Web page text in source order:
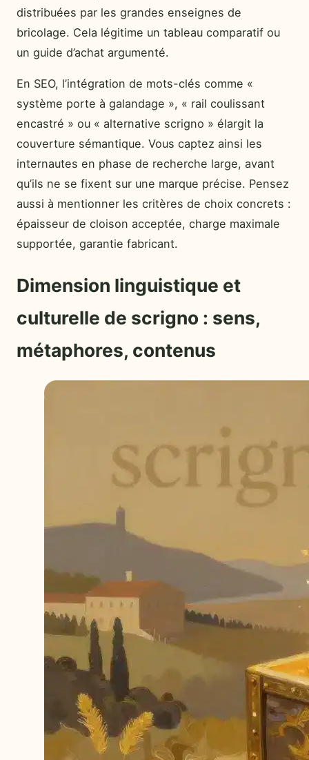
distribuées par les grandes enseignes de
bricolage. Cela légitime un tableau comparatif ou
un guide d’achat argumenté.
En SEO, l’intégration de mots-clés comme «
système porte à galandage », « rail coulissant
encastré » ou « alternative scrigno » élargit la
couverture sémantique. Vous captez ainsi les
internautes en phase de recherche large, avant
qu’ils ne se fixent sur une marque précise. Pensez
aussi à mentionner les critères de choix concrets :
épaisseur de cloison acceptée, charge maximale
supportée, garantie fabricant.
Dimension linguistique et
culturelle de scrigno : sens,
métaphores, contenus